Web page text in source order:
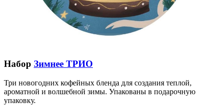
Набор Зимнее ТРИО
Три новогодних кофейных бленда для создания теплой,
ароматной и волшебной зимы. Упакованы в подарочную
упаковку.